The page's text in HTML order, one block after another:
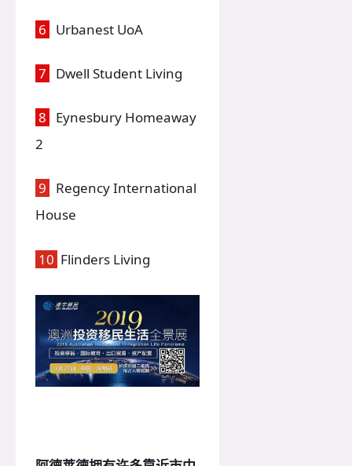
6 Urbanest UoA
7 Dwell Student Living
8
Eynesbury Homeaway
2
9
Regency International
House
10 Flinders Living